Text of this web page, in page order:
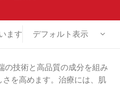
ます デフォルト表示
の技術と高品質の成分を組み
を高めます。治療には、肌